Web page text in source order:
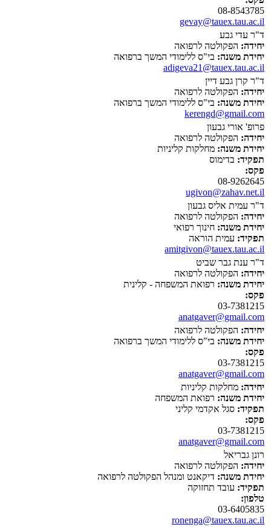
08-8543785
gevay@tauex.tau.ac.il
ד"ר עדי גבע
יחידה: הפקולטה לרפואה
יחידת משנה: בי"ס ללימודי המשך ברפואה
adigeva21@tauex.tau.ac.il
ד"ר קרן גבע דיין
יחידה: הפקולטה לרפואה
יחידת משנה: בי"ס ללימודי המשך ברפואה
kerengd@gmail.com
פרופ' אורי גבעון
יחידה: הפקולטה לרפואה
יחידת משנה: מחלקות קליניות
תפקיד: בדימוס
פקס:
08-9262645
ugivon@zahav.net.il
ד"ר עמית אליס גבעון
יחידה: הפקולטה לרפואה
יחידת משנה: חינוך רפואי
תפקיד: עמית הוראה
amitgivon@tauex.tau.ac.il
ד"ר ענת גבר שביט
יחידה: הפקולטה לרפואה
יחידת משנה: רפואת המשפחה - קלינית
פקס:
03-7381215
anatgaver@gmail.com
יחידה: הפקולטה לרפואה
יחידת משנה: בי"ס ללימודי המשך ברפואה
פקס:
03-7381215
anatgaver@gmail.com
יחידה: מחלקות קליניות
יחידת משנה: רפואת המשפחה
תפקיד: סגל אקדמי קליני
פקס:
03-7381215
anatgaver@gmail.com
רונן גבריאל
יחידה: הפקולטה לרפואה
יחידת משנה: דיקאנט ומנהל הפקולטה לרפואה
תפקיד: עובד תחזוקה
טלפון:
03-6405835
ronenga@tauex.tau.ac.il